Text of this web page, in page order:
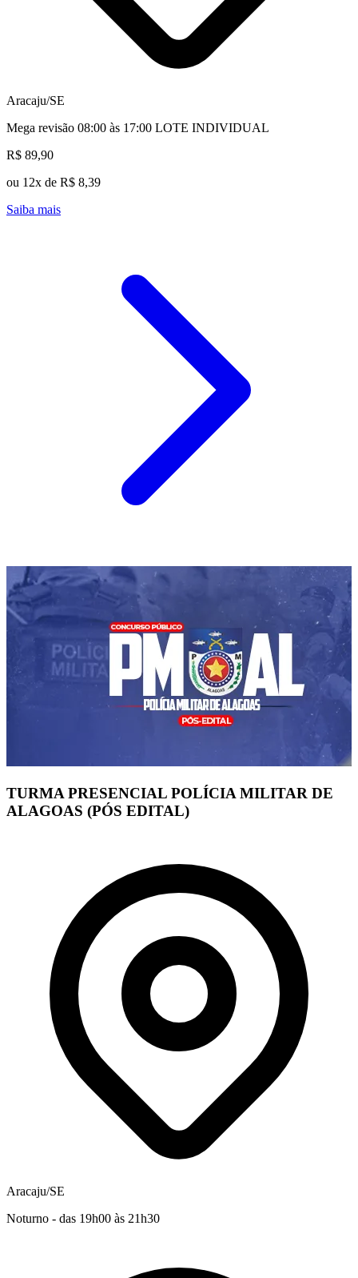
Aracaju/SE
Mega revisão 08:00 às 17:00 LOTE INDIVIDUAL
R$ 89,90
ou 12x de R$ 8,39
Saiba mais
TURMA PRESENCIAL POLÍCIA MILITAR DE
ALAGOAS (PÓS EDITAL)
Aracaju/SE
Noturno - das 19h00 às 21h30